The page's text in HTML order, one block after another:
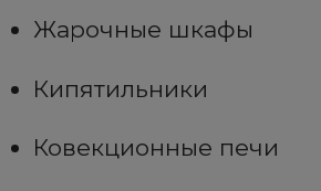
Жарочные шкафы
Кипятильники
Ковекционные печи